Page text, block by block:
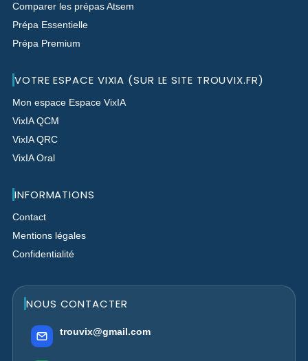
Comparer les prépas Atsem
Prépa Essentielle
Prépa Premium
VOTRE ESPACE VIXIA (SUR LE SITE TROUVIX.FR)
Mon espace Espace VixIA
VixIA QCM
VixIA QRC
VixIA Oral
INFORMATIONS
Contact
Mentions légales
Confidentialité
NOUS CONTACTER
trouvix@gmail.com